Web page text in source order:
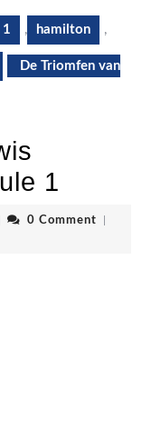
1 , hamilton ,
De Triomfen van
1
0 Comment